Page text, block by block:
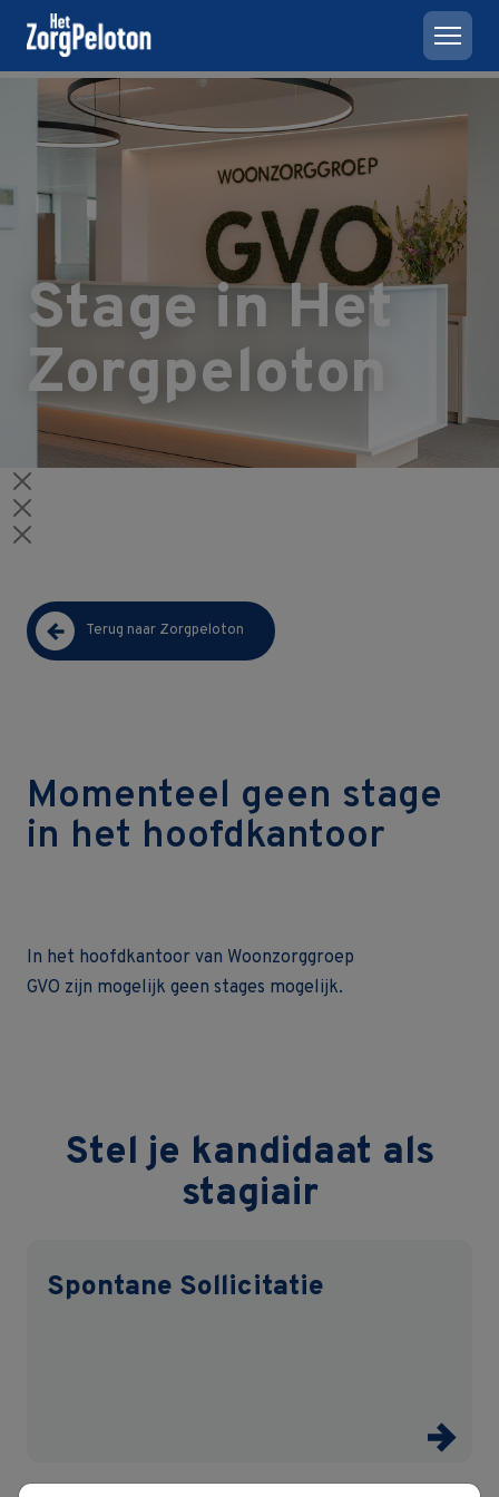
Stage in Het
Zorgpeloton
Terug naar Zorgpeloton
Momenteel geen stage
in het hoofdkantoor
In het hoofdkantoor van Woonzorggroep
GVO zijn mogelijk geen stages mogelijk.
Stel je kandidaat als
stagiair
Spontane Sollicitatie